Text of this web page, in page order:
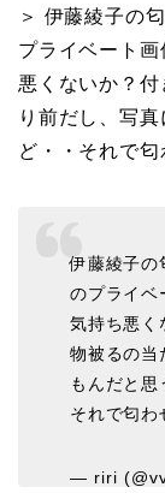
＞ 伊藤綾子の
プライベート
悪くないか？付
り前だし、写
ど・・それで匂
伊藤綾子の
のプライベ
気持ち悪く
物被るの当
もんだと思
それで匂わ
— riri